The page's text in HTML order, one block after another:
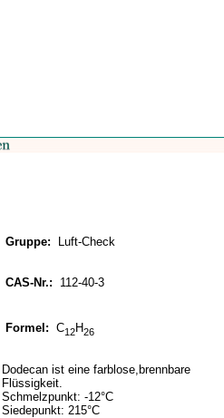
Gruppe: Luft-Check
CAS-Nr.: 112-40-3
Formel: C12H26
Dodecan ist eine farblose,brennbare
Flüssigkeit.
Schmelzpunkt: -12°C
Siedepunkt: 215°C